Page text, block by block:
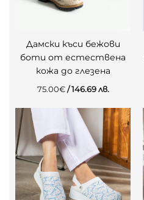
Дамски къси бежови
боти от естествена
кожа до глезена
75.00€/ 146.69 лв.